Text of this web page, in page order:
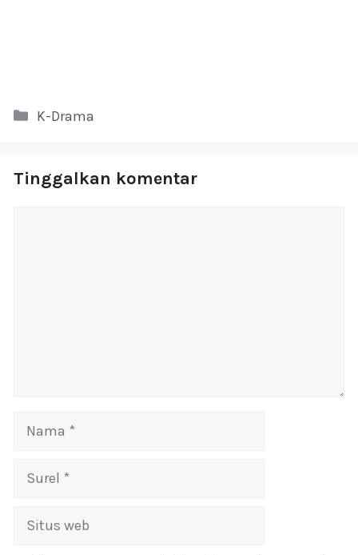
Kategori
K-Drama
Tinggalkan komentar
Nama
Surel
Situs